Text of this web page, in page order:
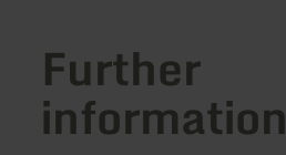
Further
information